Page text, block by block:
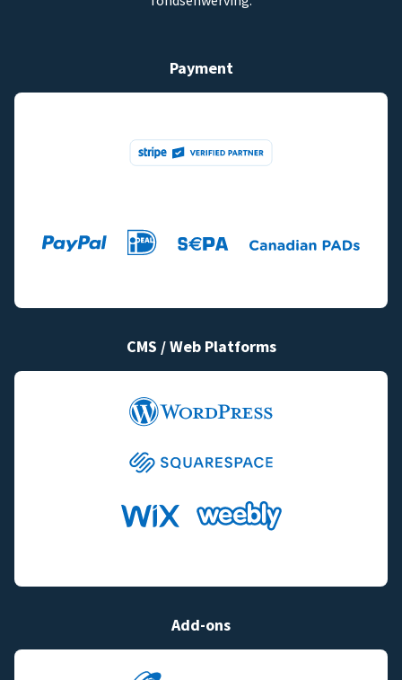
Payment
CMS / Web Platforms
Add-ons